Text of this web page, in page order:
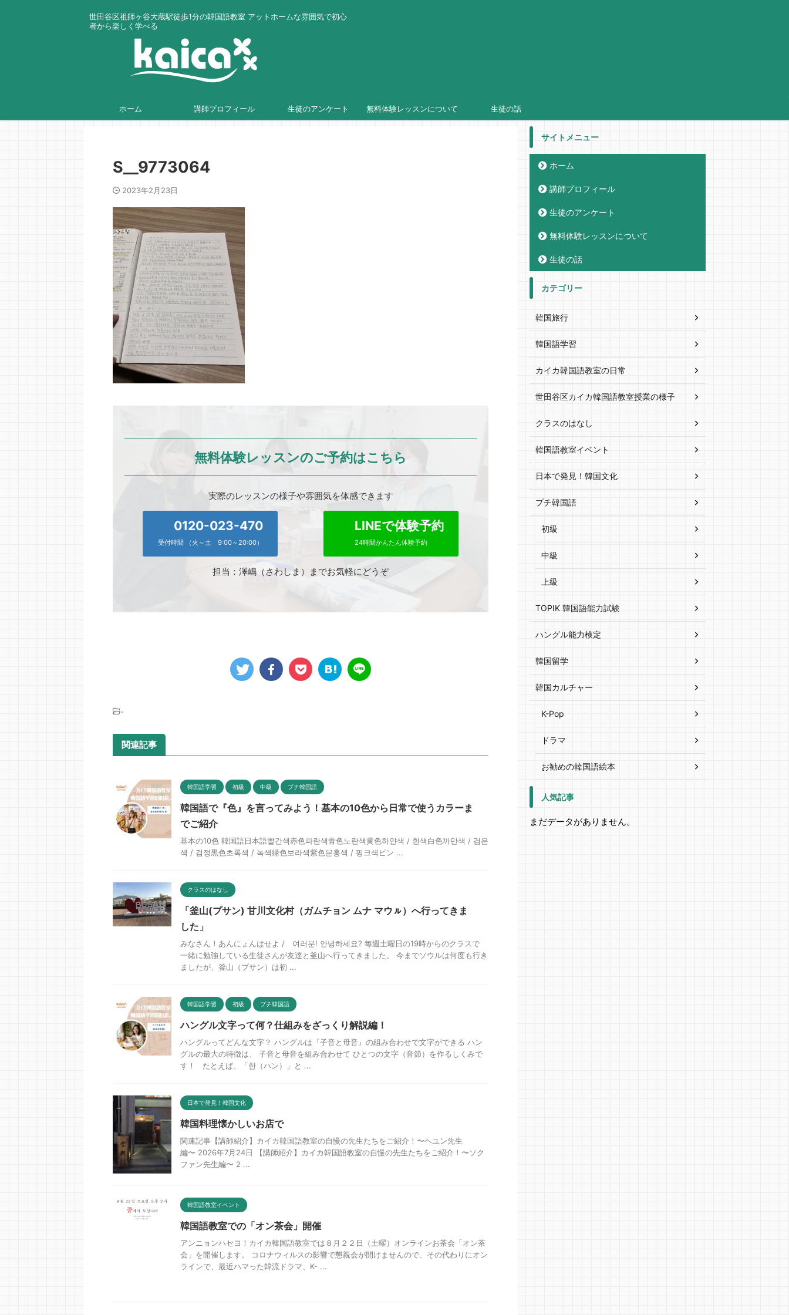
世田谷区祖師ヶ谷大蔵駅徒歩1分の韓国語教室 アットホームな雰囲気で初心
者から楽しく学べる
ホーム 講師プロフィール 生徒のアンケート 無料体験レッスンについて 生徒の話
S__9773064
2023年2月23日
無料体験レッスンのご予約はこちら
実際のレッスンの様子や雰囲気を体感できます
0120-023-470
受付時間 （火～土 9:00～20:00）
LINEで体験予約
24時間かんたん体験予約
担当：澤嶋（さわしま）までお気軽にどうぞ
-
関連記事
韓国語学習 初級 中級 プチ韓国語
韓国語で『色』を言ってみよう！基本の10色から日常で使うカラーま
でご紹介
基本の10色 韓国語日本語빨간색赤色파란색青色노란색黄色하얀색 / 흰색白色까만색 / 검은
색 / 검정黒色초록색 / 녹색緑色보라색紫色분홍색 / 핑크색ピン ...
クラスのはなし
「釜山(プサン) 甘川文化村（ガムチョン ムナ マウㇽ）へ行ってきま
した」
みなさん！あんにょんはせよ / 여러분! 안녕하세요? 毎週土曜日の19時からのクラスで
一緒に勉強している生徒さんが友達と釜山へ行ってきました。 今までソウルは何度も行き
ましたが、釜山（プサン）は初 ...
韓国語学習 初級 プチ韓国語
ハングル文字って何？仕組みをざっくり解説編！
ハングルってどんな文字？ ハングルは『子音と母音』の組み合わせで文字ができる ハン
グルの最大の特徴は、 子音と母音を組み合わせて ひとつの文字（音節）を作るしくみで
す！ たとえば、「한（ハン）」と ...
日本で発見！韓国文化
韓国料理懐かしいお店で
関連記事【講師紹介】カイカ韓国語教室の自慢の先生たちをご紹介！〜ヘユン先生
編〜 2026年7月24日 【講師紹介】カイカ韓国語教室の自慢の先生たちをご紹介！〜ソク
ファン先生編〜 2 ...
韓国語教室イベント
韓国語教室での「オン茶会」開催
アンニョンハセヨ！カイカ韓国語教室では８月２２日（土曜）オンラインお茶会「オン茶
会」を開催します。 コロナウィルスの影響で懇親会が開けませんので、その代わりにオン
ラインで、最近ハマった韓流ドラマ、K- ...
サイトメニュー
ホーム
講師プロフィール
生徒のアンケート
無料体験レッスンについて
生徒の話
カテゴリー
韓国旅行
韓国語学習
カイカ韓国語教室の日常
世田谷区カイカ韓国語教室授業の様子
クラスのはなし
韓国語教室イベント
日本で発見！韓国文化
プチ韓国語
初級
中級
上級
TOPIK 韓国語能力試験
ハングル能力検定
韓国留学
韓国カルチャー
K-Pop
ドラマ
お勧めの韓国語絵本
人気記事
まだデータがありません。